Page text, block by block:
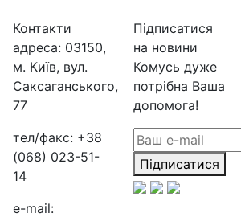
Контакти
адреса: 03150,
м. Київ, вул.
Саксаганського,
77
тел/факс: +38
(068) 023-51-
14
e-mail:
Підписатися
на новини
Комусь дуже
потрібна Ваша
допомога!
Підписатися